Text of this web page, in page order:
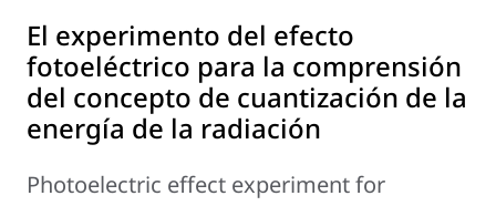
El experimento del efecto
fotoeléctrico para la comprensión
del concepto de cuantización de la
energía de la radiación
Photoelectric effect experiment for